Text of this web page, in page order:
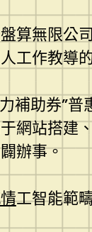
算無限
工作教導
補助券”
網站搭建
辦事。
工智能範